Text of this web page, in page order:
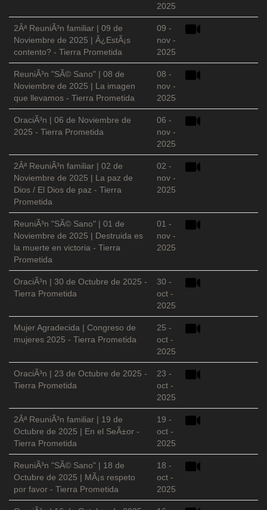
2025
2Âª ReuniÃ³n familiar | 09 de
Noviembre de 2025 | Â¿EstÃ¡s
contento? - Tierra Prometida
09 -
nov -
2025
ReuniÃ³n "SÃ© Sano" | 08 de
Noviembre de 2025 | La imagen
que llevamos - Tierra Prometida
08 -
nov -
2025
OraciÃ³n | 06 de Noviembre de
2025 - Tierra Prometida
06 -
nov -
2025
2Âª ReuniÃ³n familiar | 02 de
Noviembre de 2025 | La paz de
Dios / El Dios de paz - Tierra
Prometida
02 -
nov -
2025
ReuniÃ³n "SÃ© Sano" | 01 de
Noviembre de 2025 | Destruida es
la muerte en victoria - Tierra
Prometida
01 -
nov -
2025
OraciÃ³n | 30 de Octubre de 2025 -
Tierra Prometida
30 -
oct -
2025
Mujer Agradecida | Congreso de
mujeres 2025 - Tierra Prometida
25 -
oct -
2025
OraciÃ³n | 23 de Octubre de 2025 -
Tierra Prometida
23 -
oct -
2025
2Âª ReuniÃ³n familiar | 19 de
Octubre de 2025 | En el SeÃ±or -
Tierra Prometida
19 -
oct -
2025
ReuniÃ³n "SÃ© Sano" | 18 de
Octubre de 2025 | MÃ¡s respeto
por favor - Tierra Prometida
18 -
oct -
2025